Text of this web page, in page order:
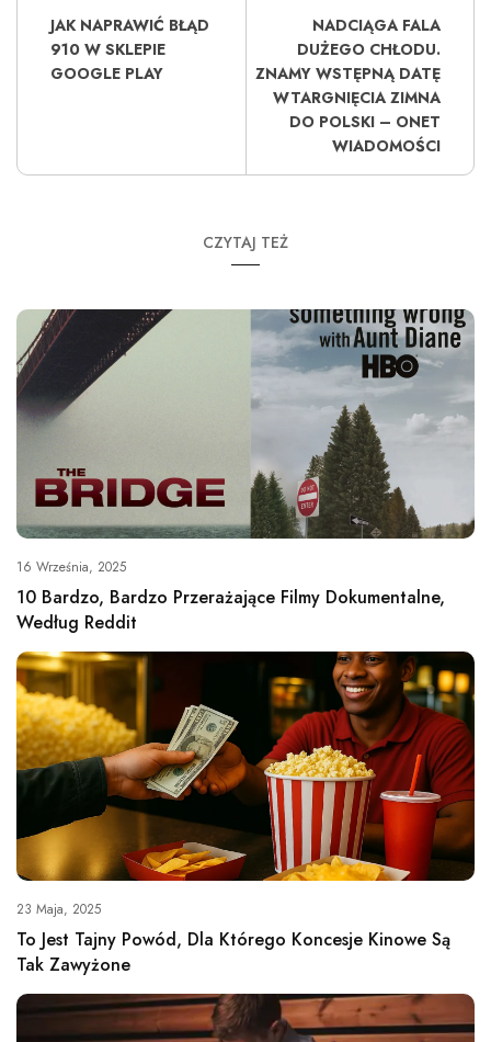
JAK NAPRAWIĆ BŁĄD
910 W SKLEPIE
GOOGLE PLAY
NADCIĄGA FALA
DUŻEGO CHŁODU.
ZNAMY WSTĘPNĄ DATĘ
WTARGNIĘCIA ZIMNA
DO POLSKI – ONET
WIADOMOŚCI
CZYTAJ TEŻ
16 Września, 2025
10 Bardzo, Bardzo Przerażające Filmy Dokumentalne,
Według Reddit
23 Maja, 2025
To Jest Tajny Powód, Dla Którego Koncesje Kinowe Są
Tak Zawyżone